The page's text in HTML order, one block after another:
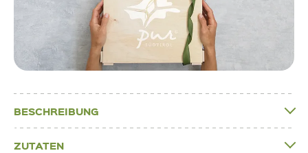
BESCHREIBUNG
ZUTATEN